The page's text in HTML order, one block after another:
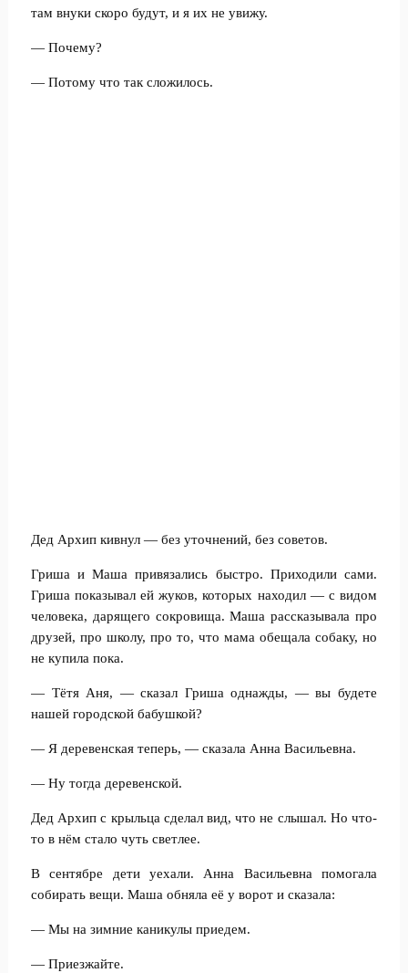
там внуки скоро будут, и я их не увижу.
— Почему?
— Потому что так сложилось.
Дед Архип кивнул — без уточнений, без советов.
Гриша и Маша привязались быстро. Приходили сами.
Гриша показывал ей жуков, которых находил — с видом
человека, дарящего сокровища. Маша рассказывала про
друзей, про школу, про то, что мама обещала собаку, но
не купила пока.
— Тётя Аня, — сказал Гриша однажды, — вы будете
нашей городской бабушкой?
— Я деревенская теперь, — сказала Анна Васильевна.
— Ну тогда деревенской.
Дед Архип с крыльца сделал вид, что не слышал. Но что-
то в нём стало чуть светлее.
В сентябре дети уехали. Анна Васильевна помогала
собирать вещи. Маша обняла её у ворот и сказала:
— Мы на зимние каникулы приедем.
— Приезжайте.